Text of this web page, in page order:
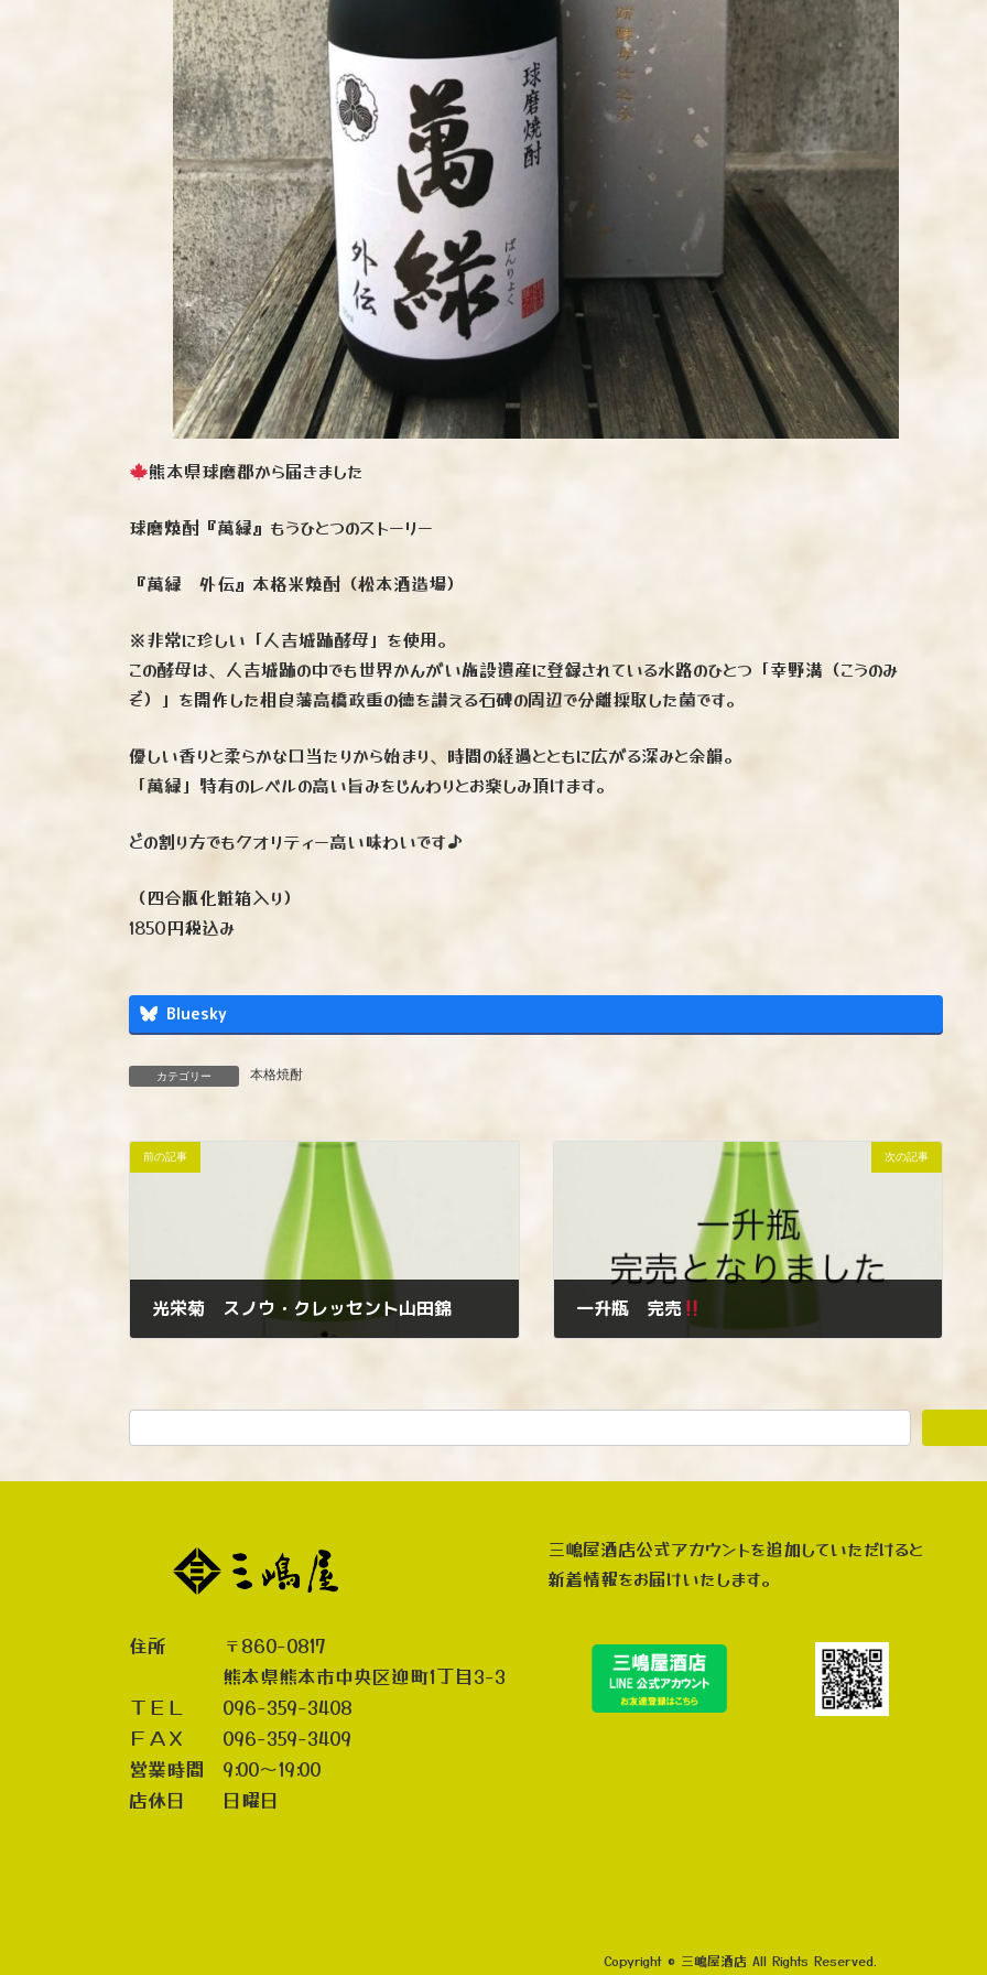
熊本県球磨郡から届きました
球磨焼酎『萬緑』もうひとつのストーリー
『萬緑 外伝』本格米焼酎（松本酒造場）
※非常に珍しい「人吉城跡酵母」を使用。
この酵母は、人吉城跡の中でも世界かんがい施設遺産に登録されている水路のひとつ「幸野溝（こうのみ
ぞ）」を開作した相良藩高橋政重の徳を讃える石碑の周辺で分離採取した菌です。
優しい香りと柔らかな口当たりから始まり、時間の経過とともに広がる深みと余韻。
「萬緑」特有のレベルの高い旨みをじんわりとお楽しみ頂けます。
どの割り方でもクオリティー高い味わいです♪
（四合瓶化粧箱入り）
1850円税込み
Bluesky
カテゴリー 本格焼酎
前の記事
光栄菊 スノウ・クレッセント山田錦
次の記事
一升瓶 完売
住所 〒860-0817
熊本県熊本市中央区迎町1丁目3-3
ＴＥＬ 096-359-3408
ＦＡＸ 096-359-3409
営業時間 9:00～19:00
店休日 日曜日
三嶋屋酒店公式アカウントを追加していただけると
新着情報をお届けいたします。
Copyright © 三嶋屋酒店 All Rights Reserved.